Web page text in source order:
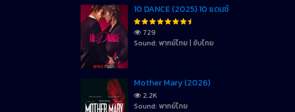
10 DANCE (2025) 10 แดนซ์
729
Sound: พากย์ไทย | ซับไทย
Mother Mary (2026)
2.2K
Sound: พากย์ไทย